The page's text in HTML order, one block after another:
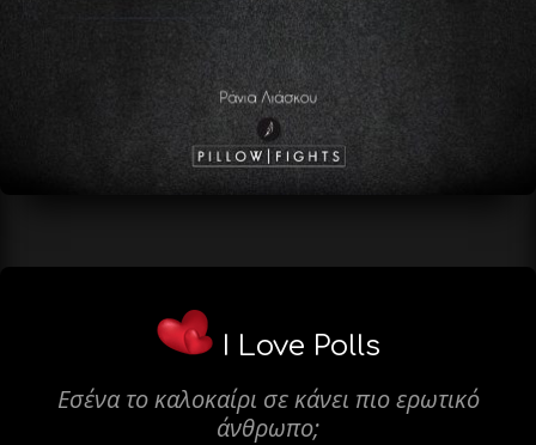
I Love Polls
Εσένα το καλοκαίρι σε κάνει πιο ερωτικό
άνθρωπο;